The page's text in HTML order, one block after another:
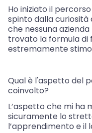
Ho iniziato il
spinto dalla curiosità
che nessuna
trovato la formula di
estremamente
Qual è l'aspetto del
coinvolto?
L’aspetto che mi ha
sicuramente lo
l’apprendimento e